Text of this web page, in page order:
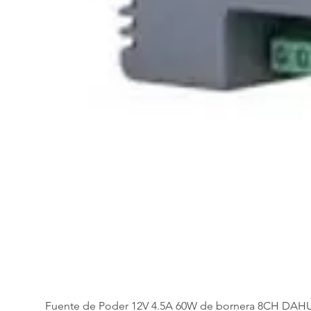
Fuente de Poder 12V 4.5A 60W de bornera 8CH